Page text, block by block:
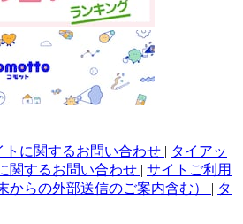
トに関するお問い合わせ | タイアッ
関するお問い合わせ | サイトご利用
からの外部送信のご案内含む） | タ